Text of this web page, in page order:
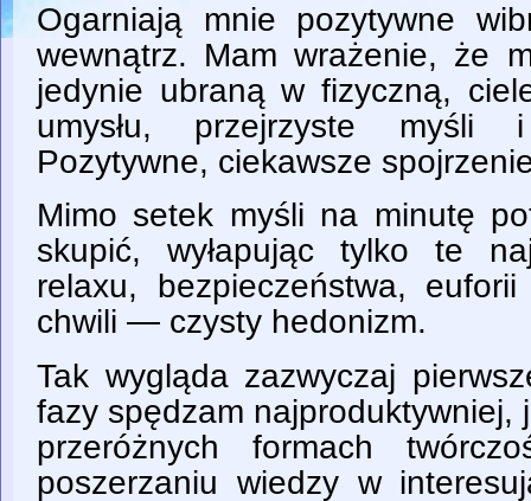
Ogarniają mnie pozytywne
wewnątrz. Mam wrażenie, że
jedynie ubraną w fizyczną,
umysłu, przejrzyste myśli
Pozytywne, ciekawsze
Mimo setek myśli na minutę
skupić, wyłapując tylko te
relaxu, bezpieczeństwa,
chwili — czysty hedonizm.
Tak wygląda zazwyczaj
fazy spędzam najproduktywniej,
przeróżnych formach
poszerzaniu wiedzy w